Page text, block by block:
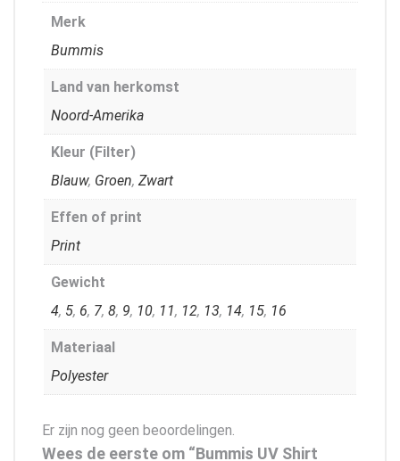
Merk
Bummis
Land van herkomst
Noord-Amerika
Kleur (Filter)
Blauw, Groen, Zwart
Effen of print
Print
Gewicht
4, 5, 6, 7, 8, 9, 10, 11, 12, 13, 14, 15, 16
Materiaal
Polyester
Er zijn nog geen beoordelingen.
Wees de eerste om “Bummis UV Shirt